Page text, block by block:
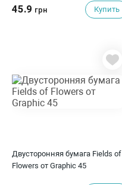
45.9 грн Купить
Двусторонняя бумага Fields of
Flowers от Graphic 45